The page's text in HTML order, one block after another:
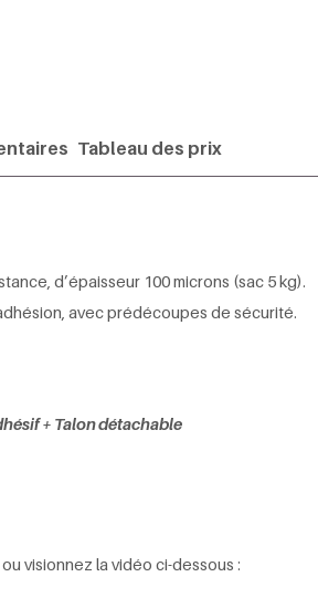
Tableau des prix
d’épaisseur 100 microns (sac 5 kg).
avec prédécoupes de sécurité.
+ Talon détachable
ou visionnez la vidéo ci-dessous :